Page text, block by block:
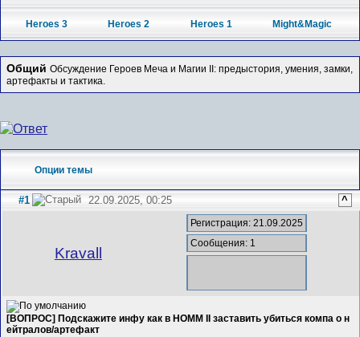
Heroes 3 Heroes 2 Heroes 1 Might&Magic
Общий Обсуждение Героев Меча и Магии II: предыстория, умения, замки,
артефакты и тактика.
Опции темы
#1 22.09.2025, 00:25 ^
Kravall
Регистрация: 21.09.2025
Сообщения: 1
[ВОПРОС] Подскажите инфу как в HOMM II заставить убиться компа о н
ейтралов/артефакт